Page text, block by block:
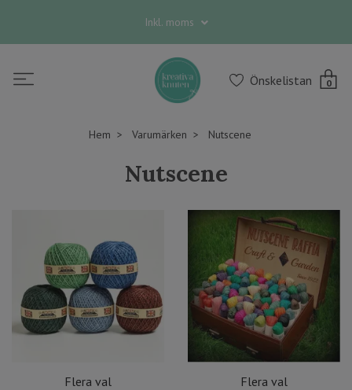
Inkl. moms
Önskelistan 0
Hem Varumärken Nutscene
Nutscene
Flera val
Flera val